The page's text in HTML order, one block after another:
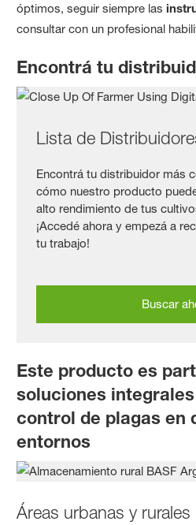
óptimos, seguir siempre las
consultar con un profesional
Encontrá tu
Lista de
Encontrá tu distribuidor más
cómo nuestro producto
alto rendimiento de tus
¡Accedé ahora y empezá a
tu trabajo!
Buscar
Este producto es
soluciones
control de plagas en
entornos
Áreas urbanas y rurales